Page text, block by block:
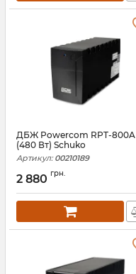
ДБЖ Powercom RPT-800A
(480 Вт) Schuko
Артикул: 00210189
2 880 грн.